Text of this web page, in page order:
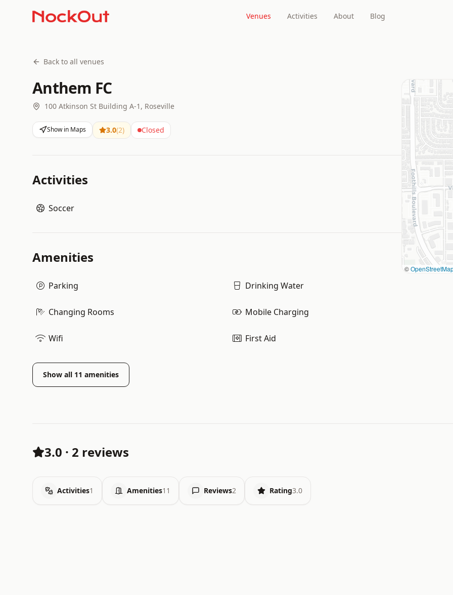
Venues Activities About Blog
Back to all venues
Anthem FC
100 Atkinson St Building A-1, Roseville
Show in Maps 3.0(2) Closed
Activities
Soccer
Amenities
Parking Drinking Water
Changing Rooms Mobile Charging
Wifi First Aid
Show all 11 amenities
©
3.0 · 2 reviews
Activities1 Amenities11 Reviews2 Rating3.0